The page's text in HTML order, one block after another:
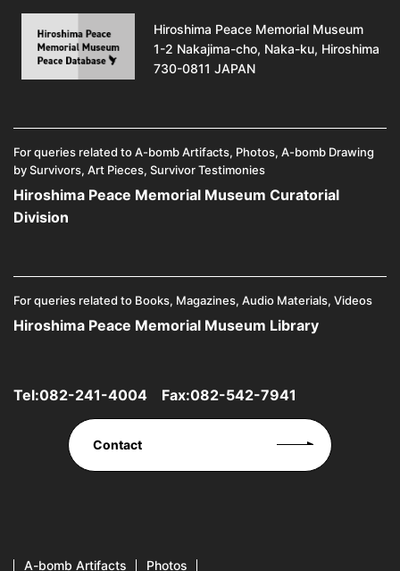
Hiroshima Peace Memorial Museum
1-2 Nakajima-cho, Naka-ku, Hiroshima
730-0811 JAPAN
For queries related to A-bomb Artifacts, Photos, A-bomb Drawing
by Survivors, Art Pieces, Survivor Testimonies
Hiroshima Peace Memorial Museum Curatorial
Division
For queries related to Books, Magazines, Audio Materials, Videos
Hiroshima Peace Memorial Museum Library
Tel:082-241-4004 Fax:082-542-7941
Contact
A-bomb Artifacts Photos